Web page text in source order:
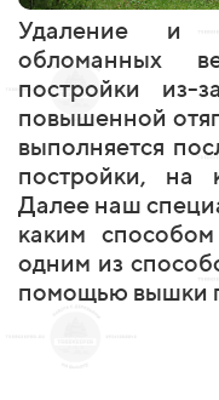
Удаление и
обломанных
постройки из-
повышенной
выполняется
постройки, на
Далее наш
каким
одним из
помощью вышки